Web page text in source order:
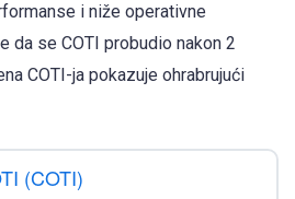
i niže operativne
da se COTI probudio nakon 2
COTI-ja pokazuje ohrabrujući
(COTI)